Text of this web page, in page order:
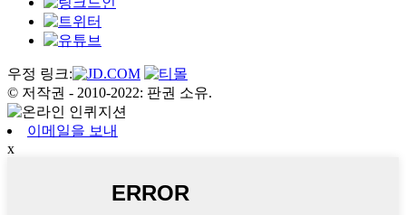
우정 링크:
© 저작권 - 2010-2022: 판권 소유.
이메일을 보내
x